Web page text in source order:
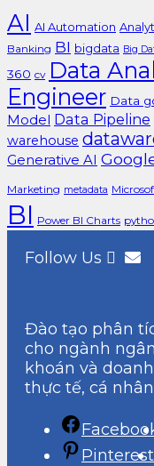
AI AI Automation
Banking BI bigdata Big
360 cv Data
Engineer Data
Model Data Pipeline
warehouse
Generative AI
Marketing metadata
BI Power BI Charts
Follow Us
Đào tạo phân
cho ngành
khoán và
thực tế, cá
Pinterest